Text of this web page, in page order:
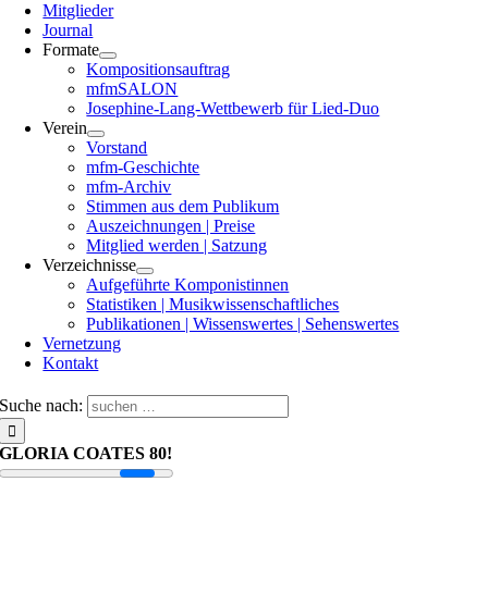
Mitglieder
Journal
Formate
Kompositionsauftrag
mfmSALON
Josephine-Lang-Wettbewerb für Lied-Duo
Verein
Vorstand
mfm-Geschichte
mfm-Archiv
Stimmen aus dem Publikum
Auszeichnungen | Preise
Mitglied werden | Satzung
Verzeichnisse
Aufgeführte Komponistinnen
Statistiken | Musikwissenschaftliches
Publikationen | Wissenswertes | Sehenswertes
Vernetzung
Kontakt
Suche nach:
GLORIA COATES 80!